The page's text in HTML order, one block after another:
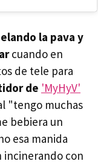
la pava y
cuando en
de tele para
de 'MyHyV'
"tengo muchas
bebiera un
esa manida
incinerando con